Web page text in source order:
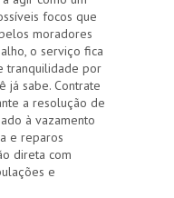
focos que
moradores
o serviço fica
tranquilidade por
já sabe. Contrate
a resolução de
à vazamento
e reparos
direta com
e